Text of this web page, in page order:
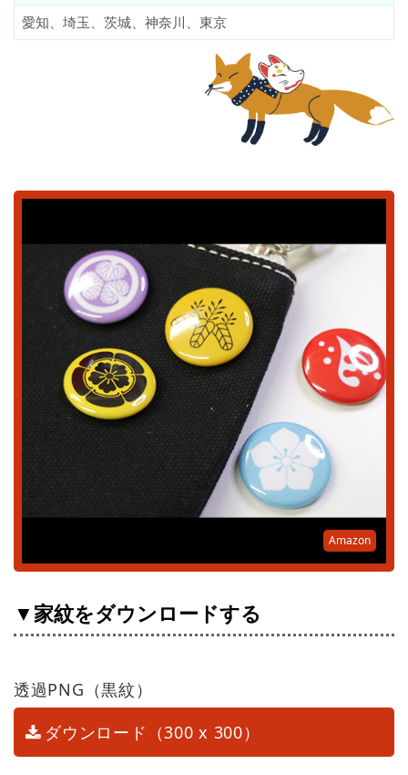
愛知、埼玉、茨城、神奈川、東京
Amazon
▼家紋をダウンロードする
透過PNG（黒紋）
ダウンロード（300 x 300）